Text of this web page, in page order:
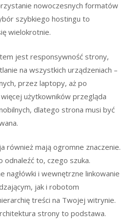
nowoczesnych formatów
szybkiego hostingu to
wielokrotnie.
jest responsywność strony,
na wszystkich urządzeniach –
przez laptopy, aż po
użytkowników przegląda
dlatego strona musi być
również mają ogromne znaczenie.
odnaleźć to, czego szuka.
nagłówki i wewnętrzne linkowanie
jak i robotom
treści na Twojej witrynie.
strony to podstawa.